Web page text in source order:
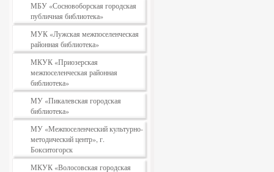
МБУ «Сосновоборская городская
публичная библиотека»
МУК «Лужская межпоселенческая
районная библиотека»
МКУК «Приозерская
межпоселенческая районная
библиотека»
МУ «Пикалевская городская
библиотека»
МУ «Межпоселенческий культурно-
методический центр», г.
Бокситогорск
МКУК «Волосовская городская